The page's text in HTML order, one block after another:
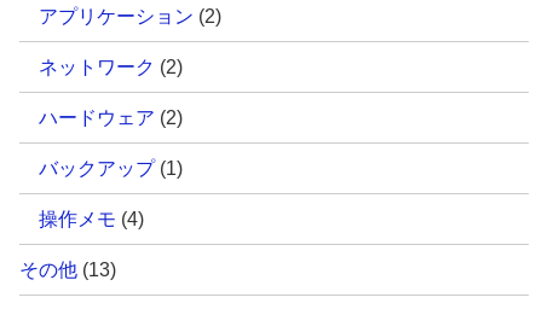
アプリケーション (2)
ネットワーク (2)
ハードウェア (2)
バックアップ (1)
操作メモ (4)
その他 (13)